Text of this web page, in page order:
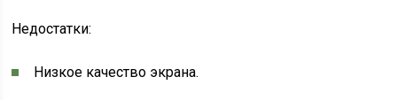
Недостатки:
Низкое качество экрана.